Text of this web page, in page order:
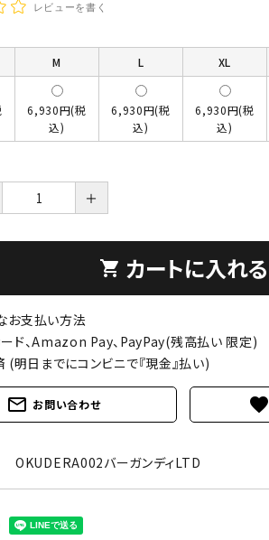
レビューを書く
M L XL
6,930円(税
込)
6,930円(税
込)
6,930円(税
込)
＋
shopping_cart カートに入れる
お支払い方法
ード、Amazon Pay、PayPay(残高払い 限定)
(明日までにコンビニで『現金』払い)
mail_outline お問い合わせ favorite
OKUDERA002バーガンディLTD